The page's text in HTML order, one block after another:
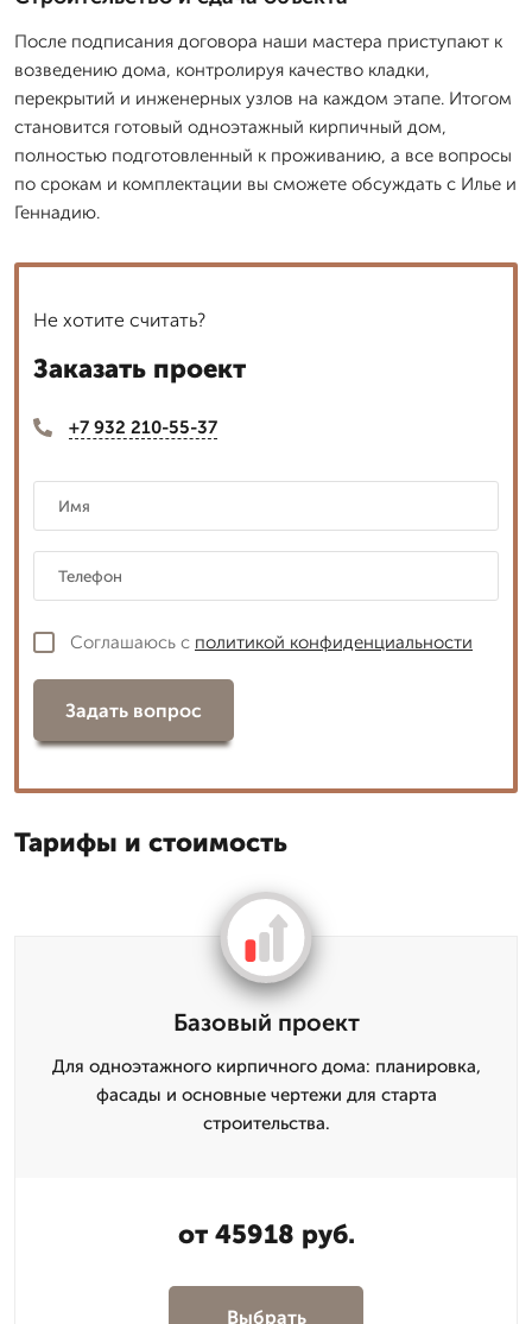
После подписания договора наши мастера приступают к
возведению дома, контролируя качество кладки,
перекрытий и инженерных узлов на каждом этапе. Итогом
становится готовый одноэтажный кирпичный дом,
полностью подготовленный к проживанию, а все вопросы
по срокам и комплектации вы сможете обсуждать с Илье и
Геннадию.
Не хотите считать?
Заказать проект
+7 932 210-55-37
Соглашаюсь с политикой конфиденциальности
Задать вопрос
Тарифы и стоимость
Базовый проект
Для одноэтажного кирпичного дома: планировка,
фасады и основные чертежи для старта
строительства.
от 45918 руб.
Выбрать